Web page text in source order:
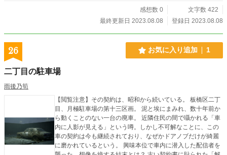
感想数 0
文字数 422
最終更新日 2023.08.08
登録日 2023.08.08
26 お気に入り追加 1
二丁目の駐車場
雨後乃筍
【閲覧注意】その契約は、昭和から続いている。 板橋区二丁
目、月極駐車場の第十三区画。 泥と埃にまみれ、数十年前か
ら動くことのない一台の廃車。 近隣住民の間で囁かれる「車
内に人影が見える」という噂。しかし不可解なことに、この
車の契約は今も継続されており、なぜかドアノブだけが綺麗
に磨かれているという。 興味本位で車内に潜入した配信者を